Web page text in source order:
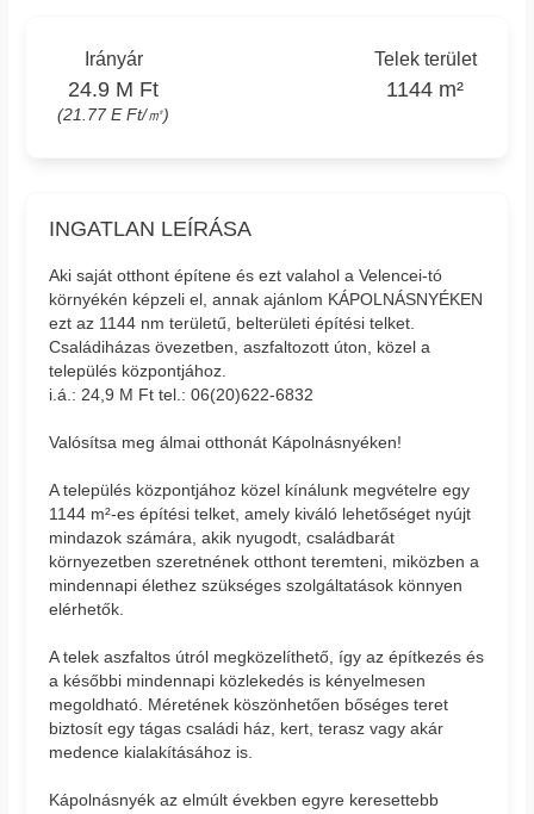
Irányár
24.9 M Ft
(21.77 E Ft/㎡)
Telek terület
1144 m²
INGATLAN LEÍRÁSA
Aki saját otthont építene és ezt valahol a Velencei-tó
környékén képzeli el, annak ajánlom KÁPOLNÁSNYÉKEN
ezt az 1144 nm területű, belterületi építési telket.
Családiházas övezetben, aszfaltozott úton, közel a
település központjához.
i.á.: 24,9 M Ft tel.: 06(20)622-6832
Valósítsa meg álmai otthonát Kápolnásnyéken!
A település központjához közel kínálunk megvételre egy
1144 m²-es építési telket, amely kiváló lehetőséget nyújt
mindazok számára, akik nyugodt, családbarát
környezetben szeretnének otthont teremteni, miközben a
mindennapi élethez szükséges szolgáltatások könnyen
elérhetők.
A telek aszfaltos útról megközelíthető, így az építkezés és
a későbbi mindennapi közlekedés is kényelmesen
megoldható. Méretének köszönhetően bőséges teret
biztosít egy tágas családi ház, kert, terasz vagy akár
medence kialakításához is.
Kápolnásnyék az elmúlt években egyre keresettebb